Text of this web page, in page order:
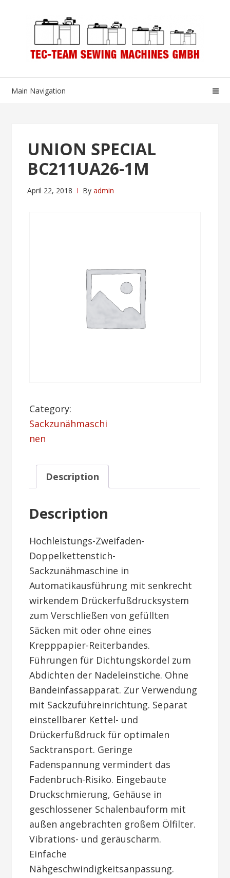
Main Navigation
UNION SPECIAL
BC211UA26-1M
April 22, 2018 Byadmin
Category:
Sackzunähmaschi
nen
Description
Description
Hochleistungs-Zweifaden-
Doppelkettenstich-
Sackzunähmaschine in
Automatikausführung mit senkrecht
wirkendem Drückerfußdrucksystem
zum Verschließen von gefüllten
Säcken mit oder ohne eines
Krepppapier-Reiterbandes.
Führungen für Dichtungskordel zum
Abdichten der Nadeleinstiche. Ohne
Bandeinfassapparat. Zur Verwendung
mit Sackzuführeinrichtung. Separat
einstellbarer Kettel- und
Drückerfußdruck für optimalen
Sacktransport. Geringe
Fadenspannung vermindert das
Fadenbruch-Risiko. Eingebaute
Druckschmierung, Gehäuse in
geschlossener Schalenbauform mit
außen angebrachten großem Ölfilter.
Vibrations- und geräuscharm.
Einfache
Nähgeschwindigkeitsanpassung.